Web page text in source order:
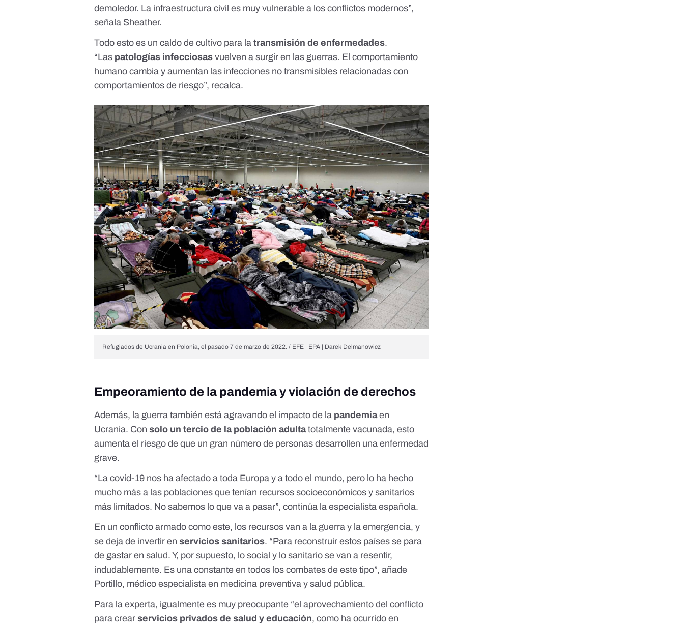
demoledor. La infraestructura civil es muy vulnerable a los conflictos modernos”,
señala Sheather.
Todo esto es un caldo de cultivo para latransmisión de enfermedades.
“Las patologías infecciosas vuelven a surgir en las guerras. El comportamiento
humano cambia y aumentan las infecciones no transmisibles relacionadas con
comportamientos de riesgo”, recalca.
Refugiados de Ucrania en Polonia, el pasado 7 de marzo de 2022. / EFE | EPA | Darek Delmanowicz
Empeoramiento de la pandemia y violación de derechos
Además, la guerra también está agravando el impacto de la pandemiaen
Ucrania. Consolo un tercio de la población adultatotalmente vacunada, esto
aumenta el riesgo de que un gran número de personas desarrollen una enfermedad
grave.
“La covid-19 nos ha afectado a toda Europa y a todo el mundo, pero lo ha hecho
mucho más a las poblaciones que tenían recursos socioeconómicos y sanitarios
más limitados. No sabemos lo que va a pasar”, continúa la especialista española.
En un conflicto armado como este, los recursos van a la guerra y la emergencia, y
se deja de invertir enservicios sanitarios. “Para reconstruir estos países se para
de gastar en salud. Y, por supuesto, lo social y lo sanitario se van a resentir,
indudablemente. Es una constante en todos los combates de este tipo”, añade
Portillo, médico especialista en medicina preventiva y salud pública.
Para la experta, igualmente es muy preocupante “el aprovechamiento del conflicto
para crearservicios privados de salud y educación, como ha ocurrido en